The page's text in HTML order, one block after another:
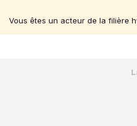
Vous êtes un acteur de la filière